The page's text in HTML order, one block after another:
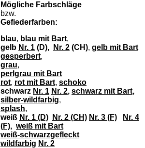
Mögliche Farbschläge
bzw.
Gefiederfarben:
blau, blau mit Bart,
gelb Nr. 1 (D), Nr. 2 (CH), gelb mit Bart
gesperbert,
grau,
perlgrau mit Bart
rot, rot mit Bart, schoko
schwarz Nr. 1 Nr. 2, schwarz mit Bart,
silber-wildfarbig,
splash,
weiß Nr. 1 (D) Nr. 2 (CH) Nr. 3 (F)
Nr. 4
(F), weiß mit Bart
weiß-schwarzgefleckt
wildfarbig Nr. 2